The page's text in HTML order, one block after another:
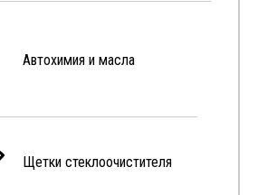
Автохимия и масла
Щетки стеклоочистителя